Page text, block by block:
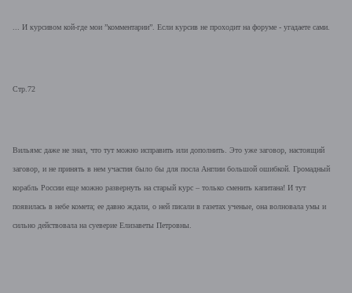
... И курсивом кой-где мои ”комментарии”. Если курсив не проходит на форуме - угадаете сами.
Стр.72
Вильямс даже не знал, что тут можно исправить или дополнить. Это уже заговор, настоящий
заговор, и не принять в нем участия было бы для посла Англии большой ошибкой. Громадный
корабль России еще можно развернуть на старый курс – только сменить капитана! И тут
появилась в небе комета; ее давно ждали, о ней писали в газетах ученые, она волновала умы и
сильно действовала на суеверие Елизаветы Петровны.